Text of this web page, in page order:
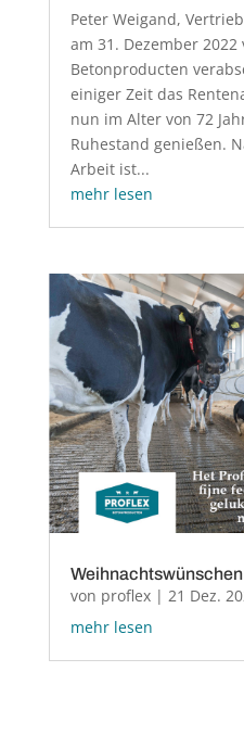
Peter Weigand,
am 31. Dezember 2022
Betonproducten
einiger Zeit das
nun im Alter von 72
Ruhestand genießen.
Arbeit ist...
mehr lesen
von proflex| 21 Dez.
mehr lesen